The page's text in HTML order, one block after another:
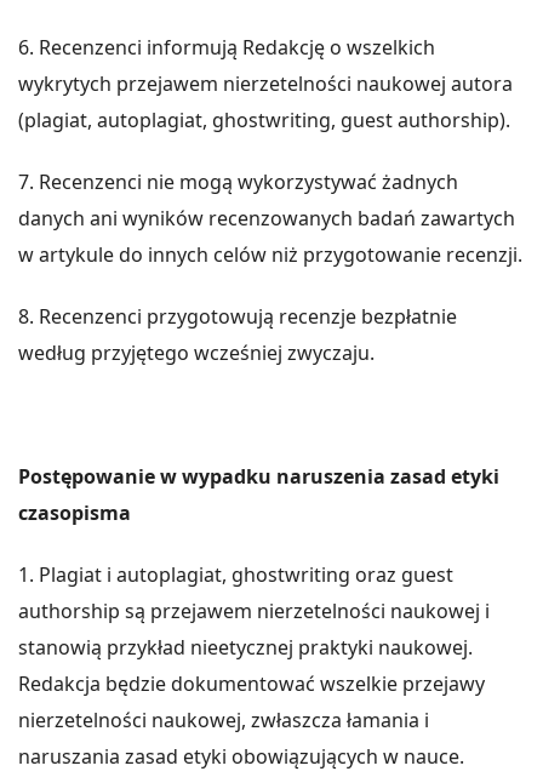
6. Recenzenci informują Redakcję o wszelkich
wykrytych przejawem nierzetelności naukowej autora
(plagiat, autoplagiat, ghostwriting, guest authorship).
7. Recenzenci nie mogą wykorzystywać żadnych
danych ani wyników recenzowanych badań zawartych
w artykule do innych celów niż przygotowanie recenzji.
8. Recenzenci przygotowują recenzje bezpłatnie
według przyjętego wcześniej zwyczaju.
Postępowanie w wypadku naruszenia zasad etyki
czasopisma
1. Plagiat i autoplagiat, ghostwriting oraz guest
authorship są przejawem nierzetelności naukowej i
stanowią przykład nieetycznej praktyki naukowej.
Redakcja będzie dokumentować wszelkie przejawy
nierzetelności naukowej, zwłaszcza łamania i
naruszania zasad etyki obowiązujących w nauce.